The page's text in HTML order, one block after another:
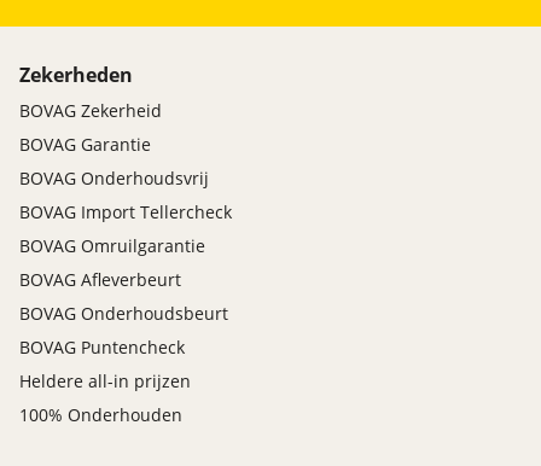
Zekerheden
BOVAG Zekerheid
BOVAG Garantie
BOVAG Onderhoudsvrij
BOVAG Import Tellercheck
BOVAG Omruilgarantie
BOVAG Afleverbeurt
BOVAG Onderhoudsbeurt
BOVAG Puntencheck
Heldere all-in prijzen
100% Onderhouden